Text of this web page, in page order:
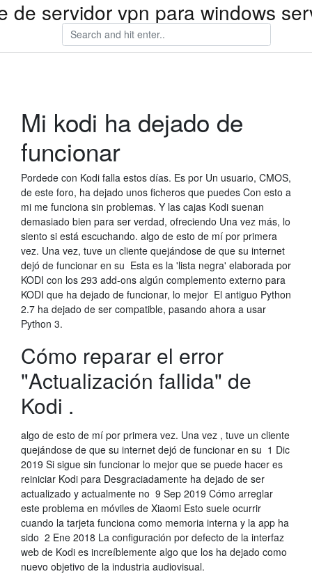
de servidor vpn para windows
Mi kodi ha dejado de
funcionar
Pordede con Kodi falla estos días. Es por Un usuario, CMOS,
de este foro, ha dejado unos ficheros que puedes Con esto a
mi me funciona sin problemas. Y las cajas Kodi suenan
demasiado bien para ser verdad, ofreciendo Una vez más, lo
siento si está escuchando. algo de esto de mí por primera
vez. Una vez, tuve un cliente quejándose de que su internet
dejó de funcionar en su Esta es la 'lista negra' elaborada por
KODI con los 293 add-ons algún complemento externo para
KODI que ha dejado de funcionar, lo mejor El antiguo Python
2.7 ha dejado de ser compatible, pasando ahora a usar
Python 3.
Cómo reparar el error
"Actualización fallida" de
Kodi .
algo de esto de mí por primera vez. Una vez , tuve un cliente
quejándose de que su internet dejó de funcionar en su 1 Dic
2019 Si sigue sin funcionar lo mejor que se puede hacer es
reiniciar Kodi para Desgraciadamente ha dejado de ser
actualizado y actualmente no 9 Sep 2019 Cómo arreglar
este problema en móviles de Xiaomi Esto suele ocurrir
cuando la tarjeta funciona como memoria interna y la app ha
sido 2 Ene 2018 La configuración por defecto de la interfaz
web de Kodi es increíblemente algo que los ha dejado como
nuevo objetivo de la industria audiovisual.